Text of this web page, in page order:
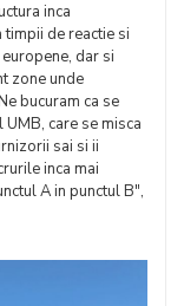
inca
timpii de reactie si
dar si
zone unde
bucuram ca se
care se misca
sai si ii
inca mai
A in punctul B",